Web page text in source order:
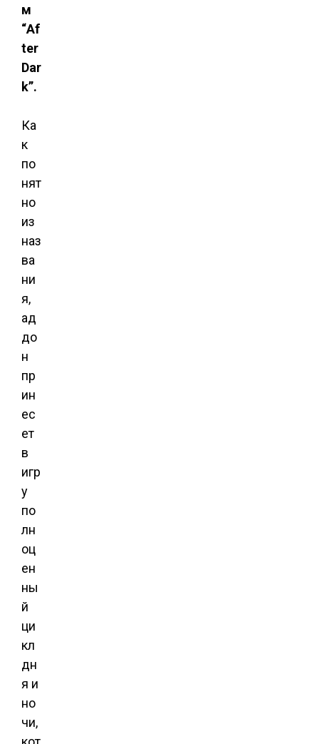
м
“Af
ter
Dar
k”.
Ка
к
по
нят
но
из
наз
ва
ни
я,
ад
до
н
пр
ин
ес
ет
в
игр
у
по
лн
оц
ен
ны
й
ци
кл
дн
я и
но
чи,